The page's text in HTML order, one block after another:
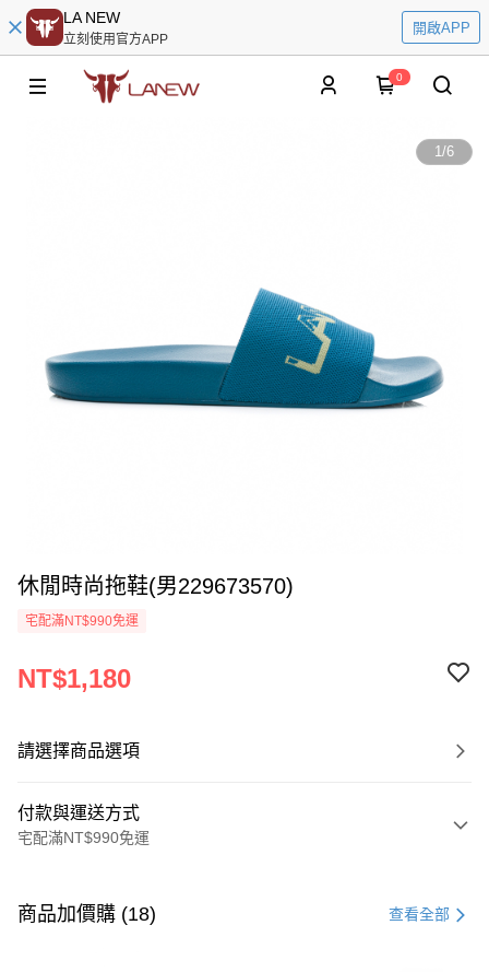
LA NEW
立刻使用官方APP
開啟APP
0
1/6
休閒時尚拖鞋(男229673570)
宅配滿NT$990免運
NT$1,180
請選擇商品選項
付款與運送方式
宅配滿NT$990免運
信用卡一次付款
商品加價購 (18) 查看全部